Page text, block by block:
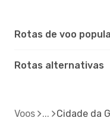
Rotas de voo
Rotas alternativas
Voos Cidade da